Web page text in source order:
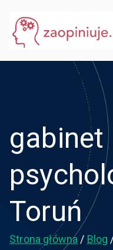
treści
gabinet
Toruń
Strona główna
Blog